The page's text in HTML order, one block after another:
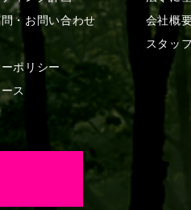
・ お問い合わせ
ポリシー
ス
会社概
スタッ